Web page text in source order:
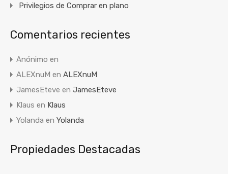
Privilegios de Comprar en plano
Comentarios recientes
Anónimo en
ALEXnuM en ALEXnuM
JamesEteve en JamesEteve
Klaus en Klaus
Yolanda en Yolanda
Propiedades Destacadas